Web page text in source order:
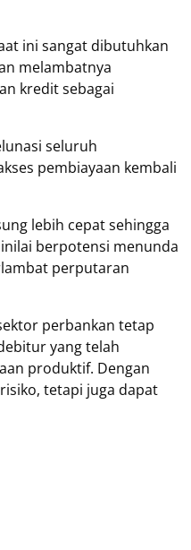
ini sangat dibutuhkan
melambatnya
kredit sebagai
seluruh
pembiayaan kembali
lebih cepat sehingga
berpotensi menunda
perputaran
perbankan tetap
yang telah
produktif. Dengan
tetapi juga dapat